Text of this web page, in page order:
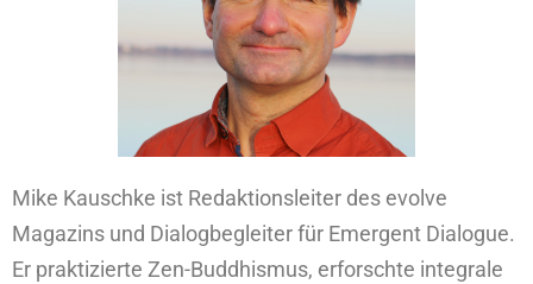
Mike Kauschke ist Redaktionsleiter des evolve
Magazins und Dialogbegleiter für Emergent Dialogue.
Er praktizierte Zen-Buddhismus, erforschte integrale